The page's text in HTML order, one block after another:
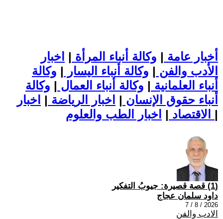
أخبار عامة | وكالة أنباء المرأة | اخبار
الأدب والفن | وكالة أنباء اليسار | وكالة
أنباء العلمانية | وكالة أنباء العمال | وكالة
أنباء حقوق الإنسان | اخبار الرياضة | اخبار
الاقتصاد | |
(1) قصة قصيرة: جيوبُ التفكير
داود سلمان عجاج
2026 / 8 / 7
الادب والفن